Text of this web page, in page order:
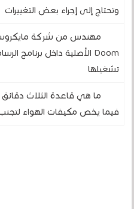
وتحتاج إلى إجراء بعض التغييرات
مهندس من شركة
تشغيلها
ما هي قاعدة الثلاث
فيما يخص مكيفات الهواء لتجنب